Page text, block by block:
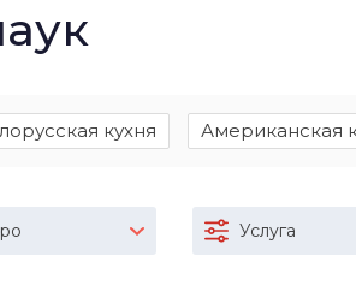
кухня Американская
Услуга